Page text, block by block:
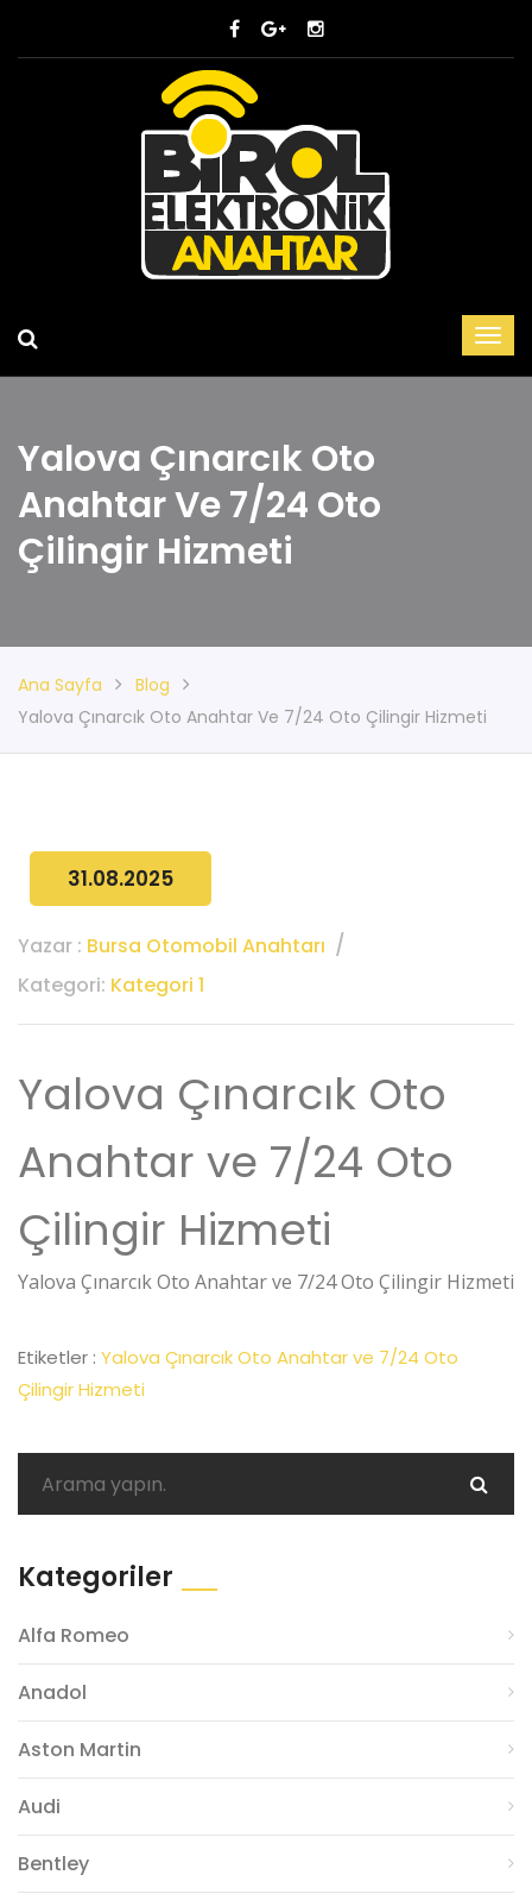
Yalova Çınarcık Oto
Anahtar Ve 7/24 Oto
Çilingir Hizmeti
Ana Sayfa
Blog
Yalova Çınarcık Oto Anahtar Ve 7/24 Oto Çilingir Hizmeti
31.08.2025
Yazar : Bursa Otomobil Anahtarı
Kategori: Kategori 1
Yalova Çınarcık Oto
Anahtar ve 7/24 Oto
Çilingir Hizmeti
Yalova Çınarcık Oto Anahtar ve 7/24 Oto Çilingir Hizmeti
Etiketler : Yalova Çınarcık Oto Anahtar ve 7/24 Oto
Çilingir Hizmeti
Kategoriler
Alfa Romeo
Anadol
Aston Martin
Audi
Bentley